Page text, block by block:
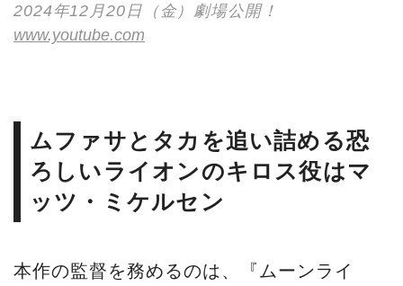
2024年12月20日（金）劇場公開！
www.youtube.com
ムファサとタカを追い詰める恐
ろしいライオンのキロス役はマ
ッツ・ミケルセン
本作の監督を務めるのは、『ムーンライ